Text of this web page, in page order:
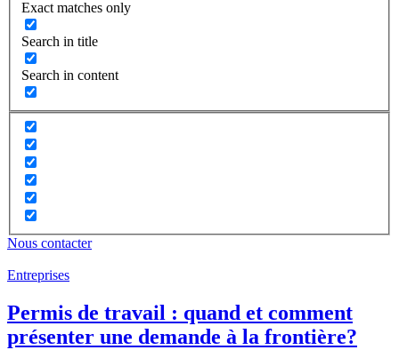
Exact matches only
Search in title
Search in content
Nous contacter
Entreprises
Permis de travail : quand et comment
présenter une demande à la frontière?